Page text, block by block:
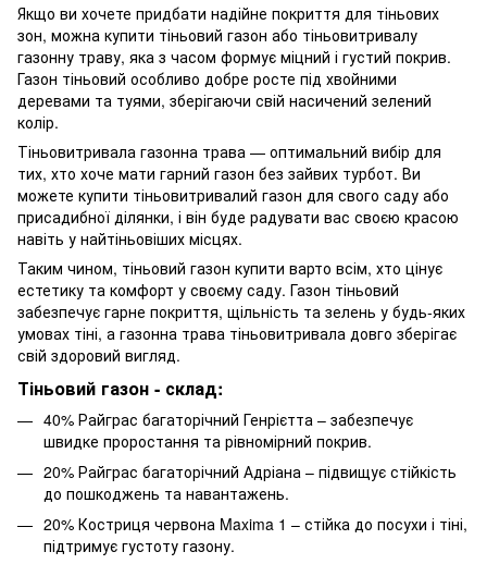
Якщо ви хочете придбати надійне покриття для тіньових
зон, можна купити тіньовий газон або тіньовитривалу
газонну траву, яка з часом формує міцний і густий покрив.
Газон тіньовий особливо добре росте під хвойними
деревами та туями, зберігаючи свій насичений зелений
колір.
Тіньовитривала газонна трава — оптимальний вибір для
тих, хто хоче мати гарний газон без зайвих турбот. Ви
можете купити тіньовитривалий газон для свого саду або
присадибної ділянки, і він буде радувати вас своєю красою
навіть у найтіньовіших місцях.
Таким чином, тіньовий газон купити варто всім, хто цінує
естетику та комфорт у своєму саду. Газон тіньовий
забезпечує гарне покриття, щільність та зелень у будь-яких
умовах тіні, а газонна трава тіньовитривала довго зберігає
свій здоровий вигляд.
Тіньовий газон - склад:
40% Райграс багаторічний Генрієтта – забезпечує
швидке проростання та рівномірний покрив.
20% Райграс багаторічний Адріана – підвищує стійкість
до пошкоджень та навантажень.
20% Костриця червона Maxima 1 – стійка до посухи і тіні,
підтримує густоту газону.